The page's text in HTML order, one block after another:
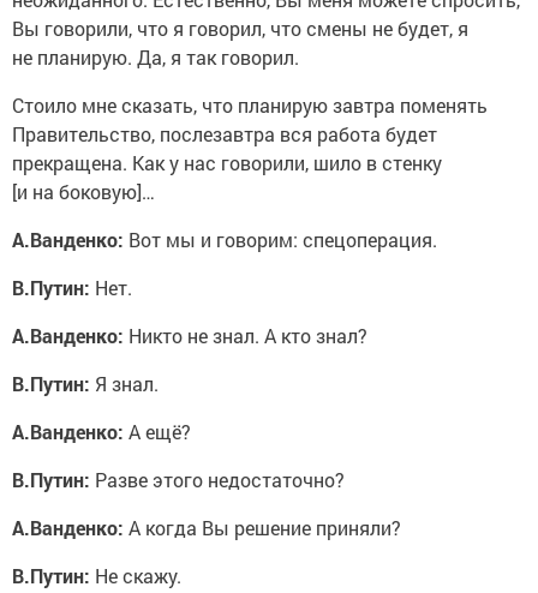
Вы говорили, что я говорил, что смены не будет, я
не планирую. Да, я так говорил.
Стоило мне сказать, что планирую завтра поменять
Правительство, послезавтра вся работа будет
прекращена. Как у нас говорили, шило в стенку
[и на боковую]…
А.Ванденко: Вот мы и говорим: спецоперация.
В.Путин: Нет.
А.Ванденко: Никто не знал. А кто знал?
В.Путин: Я знал.
А.Ванденко: А ещё?
В.Путин: Разве этого недостаточно?
А.Ванденко: А когда Вы решение приняли?
В.Путин: Не скажу.